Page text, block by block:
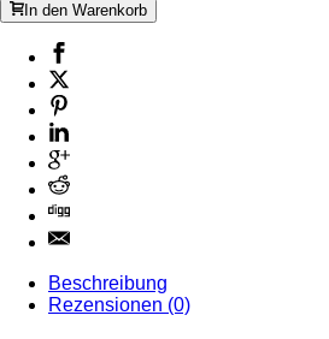
In den Warenkorb
Beschreibung
Rezensionen (0)